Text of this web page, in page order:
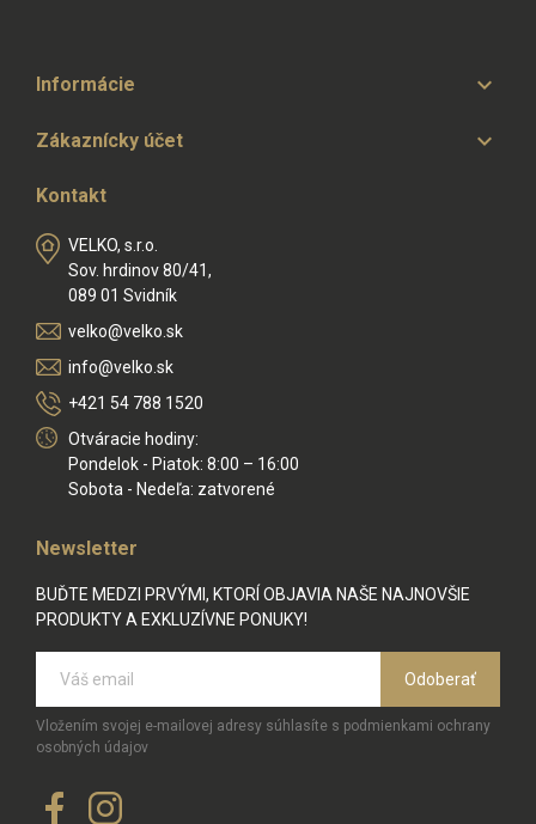
Informácie 
Zákaznícky účet 
Kontakt
VELKO, s.r.o.
Sov. hrdinov 80/41,
089 01 Svidník
velko@velko.sk
info@velko.sk
+421 54 788 1520
Otváracie hodiny:
Pondelok - Piatok: 8:00 – 16:00
Sobota - Nedeľa: zatvorené
Newsletter
BUĎTE MEDZI PRVÝMI, KTORÍ OBJAVIA NAŠE NAJNOVŠIE
PRODUKTY A EXKLUZÍVNE PONUKY!
Odoberať
Vložením svojej e-mailovej adresy súhlasíte s podmienkami ochrany
osobných údajov